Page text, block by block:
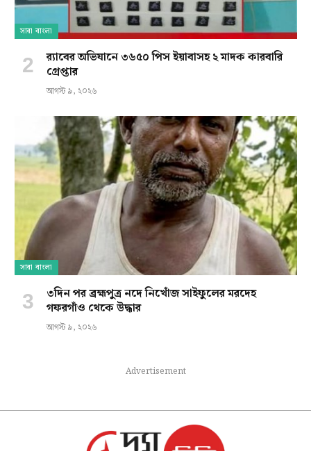
সারা বাংলা
র‍্যাবের অভিযানে ৩৬৫০ পিস ইয়াবাসহ ২ মাদক কারবারি
গ্রেপ্তার
আগস্ট ৯, ২০২৬
সারা বাংলা
৩দিন পর ব্রহ্মপুত্র নদে নিখোঁজ সাইফুলের মরদেহ
গফরগাঁও থেকে উদ্ধার
আগস্ট ৯, ২০২৬
Advertisement